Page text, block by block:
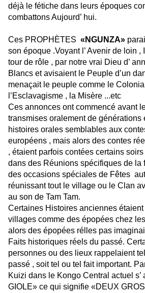
déjà le fétiche dans leurs époques
combattons Aujourd’ hui.
Ces PROPHÈTES «NGUNZA»
son époque .Voyant l’ Avenir de loin
tour de rôle , par notre vrai Dieu d’
Blancs et avisaient le Peuple d’un
menaçait le peuple comme le
l’Esclavagisme , la Misère ...etc
Ces annonces ont commencé avant
transmises oralement de générations
histoires orales semblables aux
européens , mais alors des contes
, étaient parfois contées certains
dans des Réunions spécifiques de la
des occasions spéciales de Fêtes
réunissant tout le village ou le Clan
au son de Tam Tam.
Certaines Histoires anciennes
villages comme des épopées chez
alors des épopées rélles pas
Faits historiques réels du passé.
personnes ou des lieux rappelaient
passé , soit tel ou tel fait important.
Kuizi dans le Kongo Central actuel s’
GIOLE» ce qui signifie «DEUX